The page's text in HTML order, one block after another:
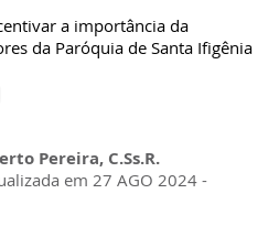
a importância da
da Paróquia de Santa Ifigênia
Pereira, C.Ss.R.
em 27 AGO 2024 -